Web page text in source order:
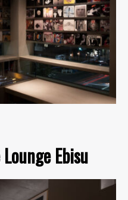
Ebisu